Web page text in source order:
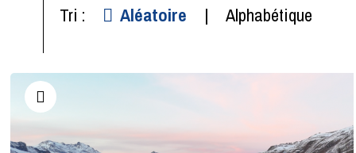
Tri : Aléatoire Alphabétique